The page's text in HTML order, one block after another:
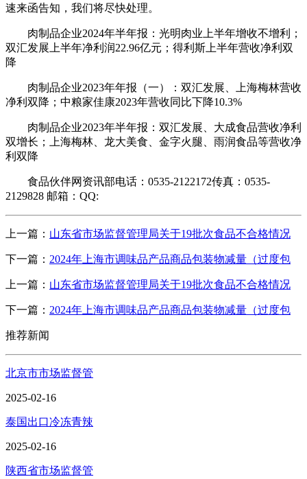
速来函告知，我们将尽快处理。
肉制品企业2024年半年报：光明肉业上半年增收不增利；
双汇发展上半年净利润22.96亿元；得利斯上半年营收净利双
降
肉制品企业2023年年报（一）：双汇发展、上海梅林营收
净利双降；中粮家佳康2023年营收同比下降10.3%
肉制品企业2023年半年报：双汇发展、大成食品营收净利
双增长；上海梅林、龙大美食、金字火腿、雨润食品等营收净
利双降
食品伙伴网资讯部电话：0535-2122172传真：0535-
2129828 邮箱：QQ:
上一篇： 山东省市场监督管理局关于19批次食品不合格情况
下一篇： 2024年上海市调味品产品商品包装物减量（过度包
上一篇： 山东省市场监督管理局关于19批次食品不合格情况
下一篇： 2024年上海市调味品产品商品包装物减量（过度包
推荐新闻
北京市市场监督管
2025-02-16
泰国出口冷冻青辣
2025-02-16
陕西省市场监督管